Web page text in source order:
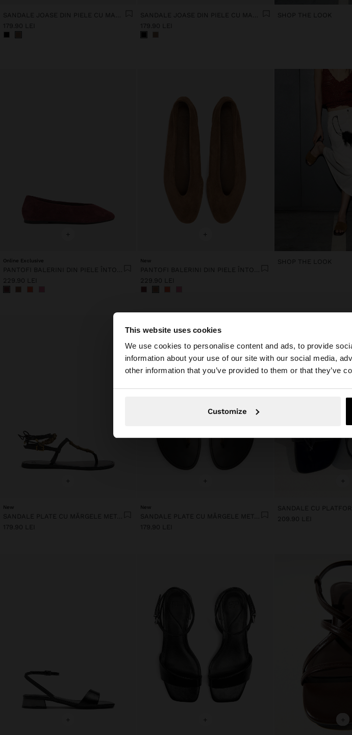
This website uses cookies
We use cookies to personalise content and ads, to provide
information about your use of our site with our social media,
other information that you’ve provided to them or that they’ve
Customize
Accesați site-ul din Romania. Doriți să parcurgeți
179.90 LEI
179.90 LEI
SHOP THE LOOK
+
Online Exclusive
229.90 LEI
+
New
229.90 LEI
SHOP THE LOOK
+
New
SANDALE PLATE CU MĂRGELE METALICE
179.90 LEI
+
New
SANDALE PLATE CU MĂRGELE METALICE
179.90 LEI
+
SANDALE CU
209.90 LEI
+ + +